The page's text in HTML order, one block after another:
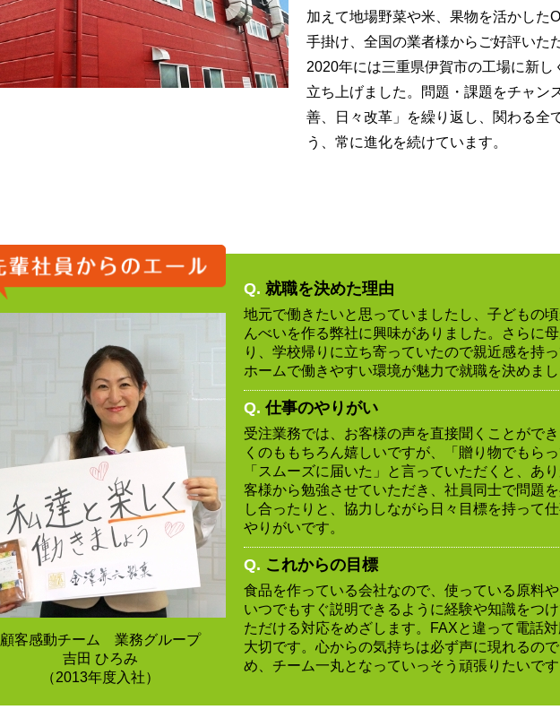
加えて地場野菜や米、果物を活かした
手掛け、全国の業者様からご好評いた
2020年には三重県伊賀市の工場に新し
立ち上げました。問題・課題をチャン
善、日々改革」を繰り返し、関わる全
う、常に進化を続けています。
顧客感動チーム 業務グループ
吉田 ひろみ
（2013年度入社）
Q. 就職を決めた理由
地元で働きたいと思っていましたし、子どもの
んべいを作る弊社に興味がありました。さらに
り、学校帰りに立ち寄っていたので親近感を持
ホームで働きやすい環境が魅力で就職を決めまし
Q. 仕事のやりがい
受注業務では、お客様の声を直接聞くことがで
くのももちろん嬉しいですが、「贈り物でもらっ
「スムーズに届いた」と言っていただくと、あ
客様から勉強させていただき、社員同士で問題
し合ったりと、協力しながら日々目標を持って
やりがいです。
Q. これからの目標
食品を作っている会社なので、使っている原料
いつでもすぐ説明できるように経験や知識をつ
ただける対応をめざします。FAXと違って電話
大切です。心からの気持ちは必ず声に現れるの
め、チーム一丸となっていっそう頑張りたいです